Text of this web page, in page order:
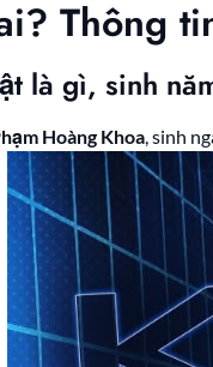
Thông
là gì, sinh
Hoàng Khoa, sinh